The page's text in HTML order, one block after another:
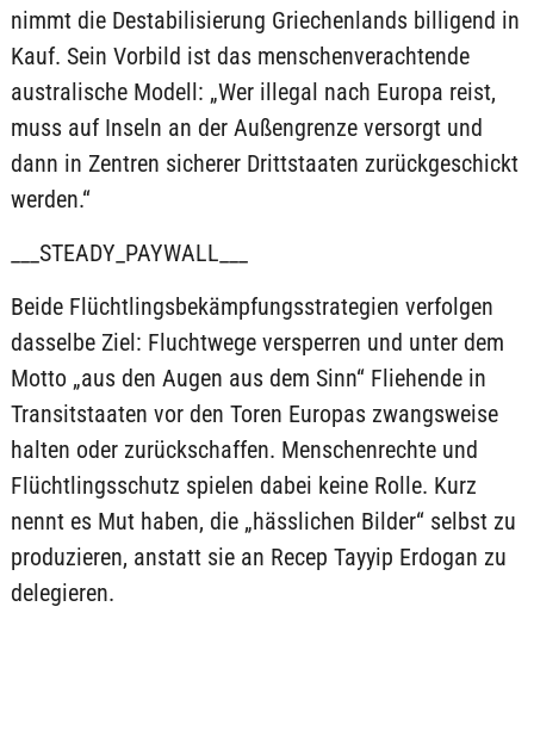
nimmt die Destabilisierung Griechenlands billigend in
Kauf. Sein Vorbild ist das menschenverachtende
australische Modell: „Wer illegal nach Europa reist,
muss auf Inseln an der Außengrenze versorgt und
dann in Zentren sicherer Drittstaaten zurückgeschickt
werden.“
___STEADY_PAYWALL___
Beide Flüchtlingsbekämpfungsstrategien verfolgen
dasselbe Ziel: Fluchtwege versperren und unter dem
Motto „aus den Augen aus dem Sinn“ Fliehende in
Transitstaaten vor den Toren Europas zwangsweise
halten oder zurückschaffen. Menschenrechte und
Flüchtlingsschutz spielen dabei keine Rolle. Kurz
nennt es Mut haben, die „hässlichen Bilder“ selbst zu
produzieren, anstatt sie an Recep Tayyip Erdogan zu
delegieren.